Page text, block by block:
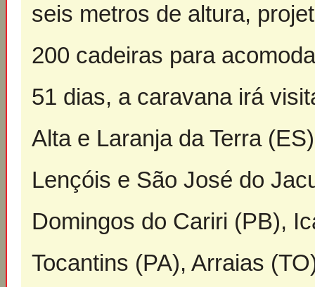
seis metros de altura,
200 cadeiras para
51 dias, a caravana irá
Alta e Laranja da Terra
Lençóis e São José do
Domingos do Cariri (PB),
Tocantins (PA), Arraias